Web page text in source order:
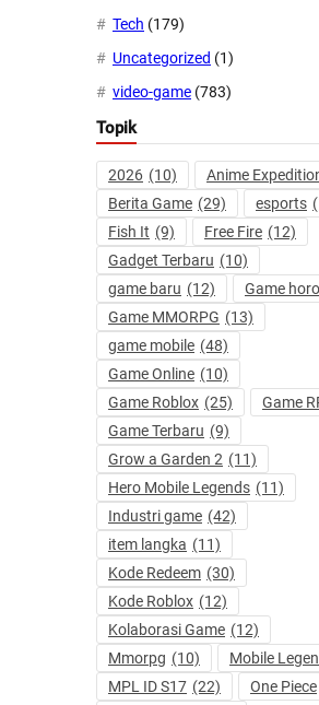
Tech (179)
Uncategorized (1)
video-game (783)
Topik
2026 (10) Anime
Berita Game (29) esports
Fish It (9) Free Fire (12)
Gadget Terbaru (10)
game baru (12) Game
Game MMORPG (13)
game mobile (48)
Game Online (10)
Game Roblox (25) Game
Game Terbaru (9)
Grow a Garden 2 (11)
Hero Mobile Legends (11)
Industri game (42)
item langka (11)
Kode Redeem (30)
Kode Roblox (12)
Kolaborasi Game (12)
Mmorpg (10) Mobile
MPL ID S17 (22) One Piece